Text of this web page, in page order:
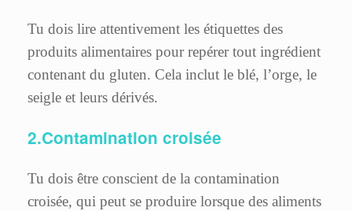
Tu dois lire attentivement les étiquettes des
produits alimentaires pour repérer tout ingrédient
contenant du gluten. Cela inclut le blé, l’orge, le
seigle et leurs dérivés.
2.Contamination croisée
Tu dois être conscient de la contamination
croisée, qui peut se produire lorsque des aliments